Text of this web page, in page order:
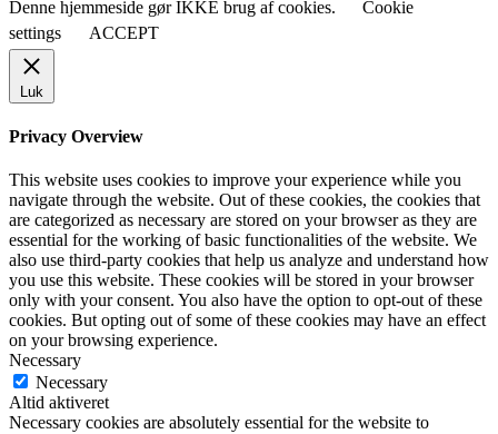
Denne hjemmeside gør IKKE brug af cookies.
Cookie
settings
ACCEPT
Luk
Privacy Overview
This website uses cookies to improve your experience while you
navigate through the website. Out of these cookies, the cookies that
are categorized as necessary are stored on your browser as they are
essential for the working of basic functionalities of the website. We
also use third-party cookies that help us analyze and understand how
you use this website. These cookies will be stored in your browser
only with your consent. You also have the option to opt-out of these
cookies. But opting out of some of these cookies may have an effect
on your browsing experience.
Necessary
Necessary
Altid aktiveret
Necessary cookies are absolutely essential for the website to